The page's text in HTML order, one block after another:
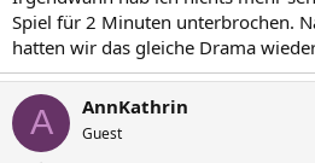
Spiel für 2 Minuten unterbrochen.
hatten wir das gleiche Drama
A AnnKathrin
Guest